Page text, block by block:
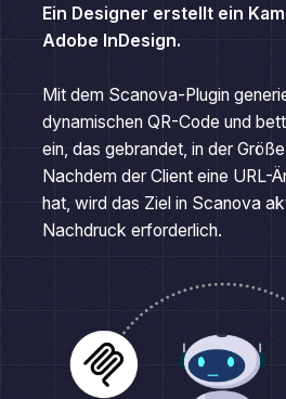
Adobe InDesign.
dynamischen QR-Code und
ein, das gebrandet, in der
Nachdem der Client eine URL-
hat, wird das Ziel in Scanova
Nachdruck erforderlich.